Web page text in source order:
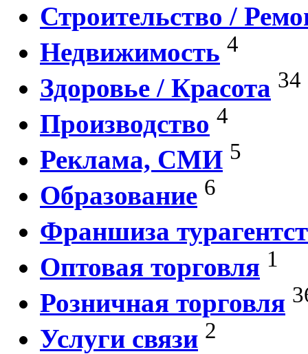
Строительство /
Недвижимость 4
Здоровье / Красота 34
Производство 4
Реклама, СМИ 5
Образование 6
Франшиза
Оптовая торговля 1
Розничная торговля
Услуги связи 2